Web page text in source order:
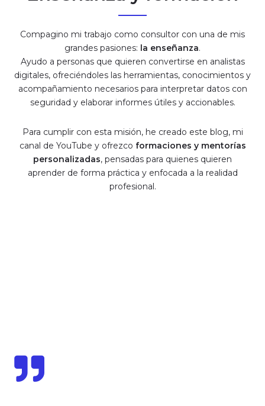
Compagino mi trabajo como consultor con una de mis
grandes pasiones: la enseñanza.
Ayudo a personas que quieren convertirse en analistas
digitales, ofreciéndoles las herramientas, conocimientos y
acompañamiento necesarios para interpretar datos con
seguridad y elaborar informes útiles y accionables.
Para cumplir con esta misión, he creado este blog, mi
canal de YouTube y ofrezco formaciones y mentorías
personalizadas, pensadas para quienes quieren
aprender de forma práctica y enfocada a la realidad
profesional.